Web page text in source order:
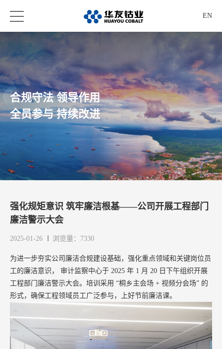
EN
合规守法 领导作用
全员参与 持续改进
强化规矩意识 筑牢廉洁根基——公司开展工程部门
廉洁警示大会
2025-01-26 浏览量：7330
为进一步夯实公司廉洁合规建设基础，强化重点领域和关键岗位员
工的廉洁意识， 审计监察中心于 2025 年 1 月 20 日下午组织开展
工程部门廉洁警示大会。培训 采用 “桐乡主会场 + 视频分会场” 的
形式，确保工程领域员工广泛参与，上好节前廉洁课。